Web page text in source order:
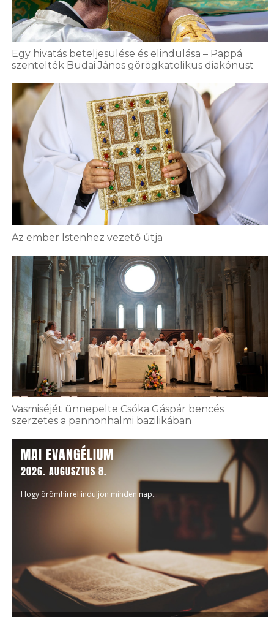
Egy hivatás beteljesülése és elindulása – Pappá
szentelték Budai János görögkatolikus diakónust
Az ember Istenhez vezető útja
Vasmiséjét ünnepelte Csóka Gáspár bencés
szerzetes a pannonhalmi bazilikában
MAI EVANGÉLIUM
2026. AUGUSZTUS 8.
Hogy örömhírrel induljon minden nap...